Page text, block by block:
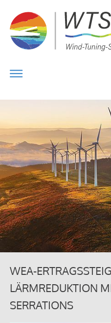
WEA-
LÄRMREDUKTION
SERRATIONS